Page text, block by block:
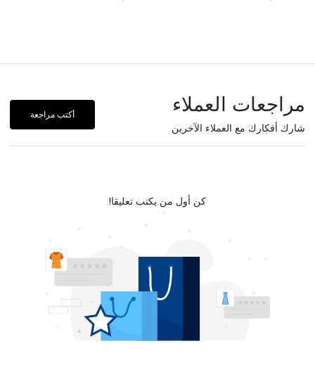
مراجعات العملاء
شارك أفكارك مع العملاء الآخرين
أكتب مراجعة
كن أول من يكتب تعليقا!